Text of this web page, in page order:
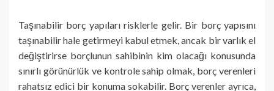
Taşınabilir borç yapıları risklerle gelir. Bir borç yapısını
taşınabilir hale getirmeyi kabul etmek, ancak bir varlık el
değiştirirse borçlunun sahibinin kim olacağı konusunda
sınırlı görünürlük ve kontrole sahip olmak, borç verenleri
rahatsız edici bir konuma sokabilir. Borç verenler ayrıca,